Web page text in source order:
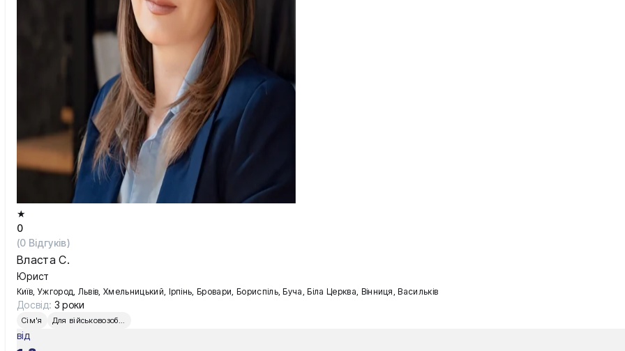
★
0
(0 Відгуків)
Власта С.
Юрист
Київ, Ужгород, Львів, Хмельницький, Ірпінь, Бровари, Бориспіль, Буча, Біла Церква, Вінниця, Васильків
Досвід: 3 роки
Сім'я
від